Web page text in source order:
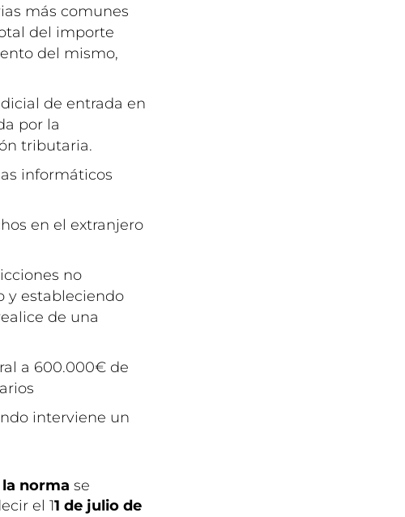
más comunes
del importe
del mismo,
de entrada en
por la
tributaria.
informáticos
en el extranjero
no
y estableciendo
de una
a 600.000€ de
interviene un
norma se
el 11 de julio de